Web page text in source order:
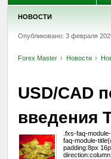
НОВОСТИ
Опубликовано: 3 февраля
Forex Master Новости
USD/CAD
введения
.fxs-faq-
faq-module-
padding:8px